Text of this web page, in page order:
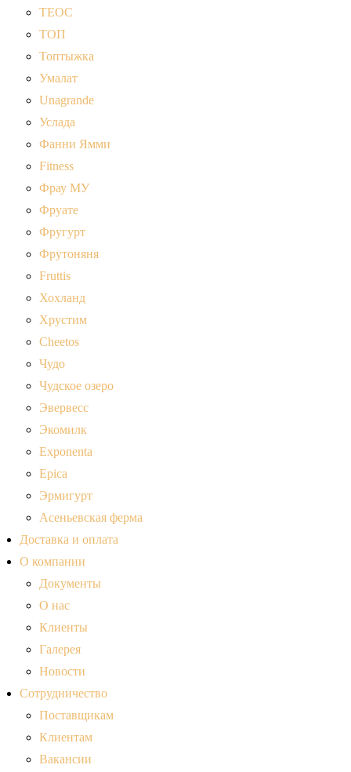
ТЕОС
ТОП
Топтыжка
Умалат
Unagrande
Услада
Фанни Ямми
Fitness
Фрау МУ
Фруате
Фругурт
Фрутоняня
Fruttis
Хохланд
Хрустим
Cheetos
Чудо
Чудское озеро
Эвервесс
Экомилк
Exponenta
Epica
Эрмигурт
Асеньевская ферма
Доставка и оплата
О компании
Документы
О нас
Клиенты
Галерея
Новости
Сотрудничество
Поставщикам
Клиентам
Вакансии